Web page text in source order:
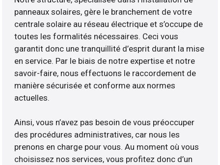
panneaux solaires, gère le branchement de votre
centrale solaire au réseau électrique et s’occupe de
toutes les formalités nécessaires. Ceci vous
garantit donc une tranquillité d’esprit durant la mise
en service. Par le biais de notre expertise et notre
savoir-faire, nous effectuons le raccordement de
manière sécurisée et conforme aux normes
actuelles.
Ainsi, vous n’avez pas besoin de vous préoccuper
des procédures administratives, car nous les
prenons en charge pour vous. Au moment où vous
choisissez nos services, vous profitez donc d’un